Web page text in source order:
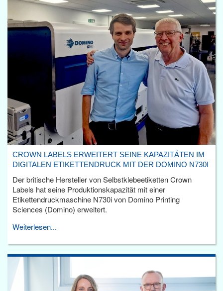
CROWN LABELS ERWEITERT SEINE KAPAZITÄTEN IM
DIGITALEN ETIKETTENDRUCK MIT DER DOMINO N730I
Der britische Hersteller von Selbstklebeetiketten Crown
Labels hat seine Produktionskapazität mit einer
Etikettendruckmaschine N730i von Domino Printing
Sciences (Domino) erweitert.
Weiterlesen...